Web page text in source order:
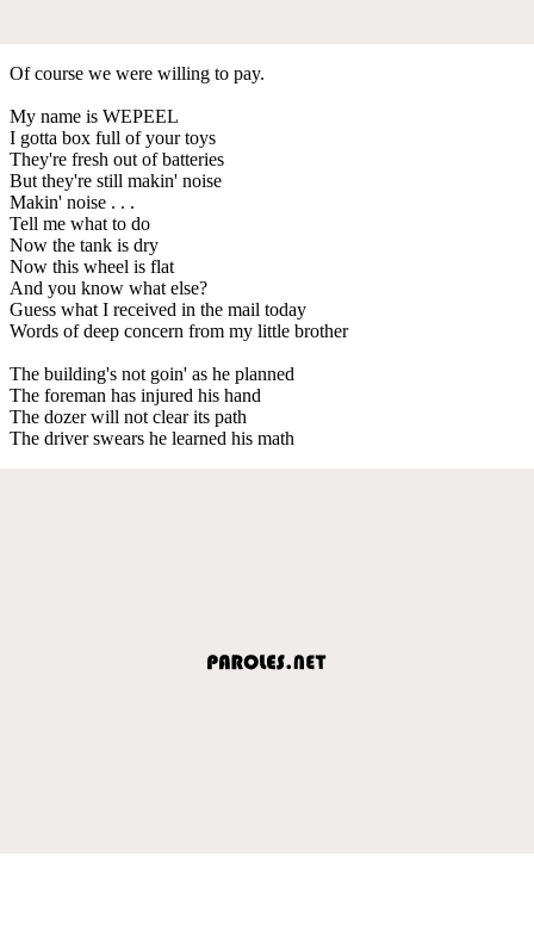
Of course we were willing to pay.
My name is WEPEEL
I gotta box full of your toys
They're fresh out of batteries
But they're still makin' noise
Makin' noise . . .
Tell me what to do
Now the tank is dry
Now this wheel is flat
And you know what else?
Guess what I received in the mail today
Words of deep concern from my little brother
The building's not goin' as he planned
The foreman has injured his hand
The dozer will not clear its path
The driver swears he learned his math